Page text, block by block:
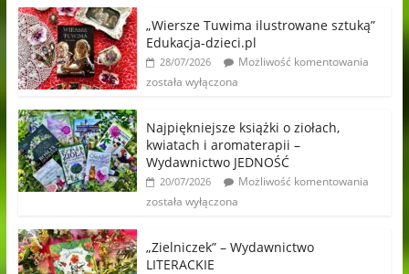
„Wiersze Tuwima ilustrowane sztuką”
Edukacja-dzieci.pl
28/07/2026
Możliwość komentowania
została wyłączona
Najpiękniejsze książki o ziołach,
kwiatach i aromaterapii –
Wydawnictwo JEDNOŚĆ
20/07/2026
Możliwość komentowania
została wyłączona
„Zielniczek” – Wydawnictwo
LITERACKIE